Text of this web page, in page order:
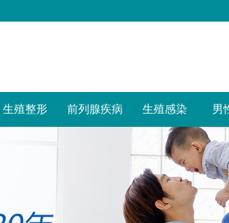
生殖整形 前列腺疾病 生殖感染 男